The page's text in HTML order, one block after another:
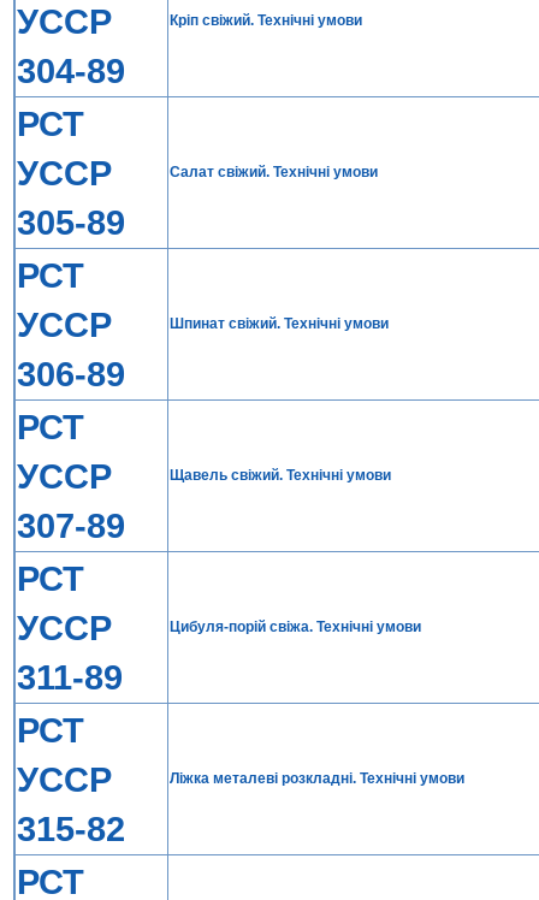
УССР
304-89
Крiп свiжий. Технiчнi умови
РСТ
УССР
305-89
Салат свiжий. Технiчнi умови
РСТ
УССР
306-89
Шпинат свiжий. Технiчнi умови
РСТ
УССР
307-89
Щавель свiжий. Технiчнi умови
РСТ
УССР
311-89
Цибуля-порiй свiжа. Технiчнi умови
РСТ
УССР
315-82
Лiжка металевi розкладнi. Технiчнi умови
РСТ